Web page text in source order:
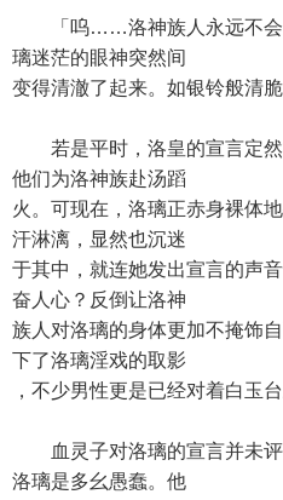
「呜……洛神族人永远不会
璃迷茫的眼神突然间
变得清澈了起来。如银铃般清
若是平时，洛皇的宣言定然
他们为洛神族赴汤蹈
火。可现在，洛璃正赤身裸体
汗淋漓，显然也沉迷
于其中，就连她发出宣言的声
奋人心？反倒让洛神
族人对洛璃的身体更加不掩饰
下了洛璃淫戏的取影
，不少男性更是已经对着白玉
血灵子对洛璃的宣言并未评
洛璃是多幺愚蠢。他